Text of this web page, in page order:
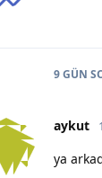
9 GÜN
aykut
ya